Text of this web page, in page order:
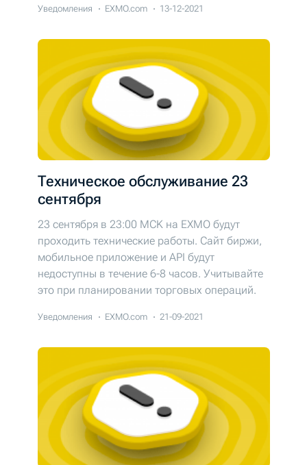
Уведомления EXMO.com 13-12-2021
Техническое обслуживание 23
сентября
23 сентября в 23:00 MCK на EXMO будут
проходить технические работы. Сайт биржи,
мобильное приложение и API будут
недоступны в течение 6-8 часов. Учитывайте
это при планировании торговых операций.
Уведомления EXMO.com 21-09-2021